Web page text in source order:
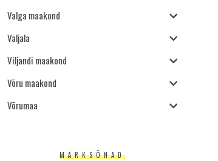
Valga maakond
Valjala
Viljandi maakond
Võru maakond
Võrumaa
MÄRKSÕNAD